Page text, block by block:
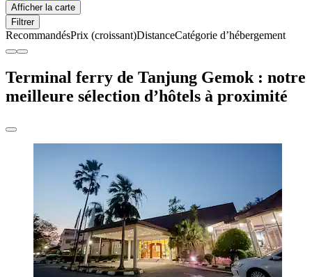
Afficher la carte
Filtrer
RecommandésPrix (croissant)DistanceCatégorie d’hébergement
Terminal ferry de Tanjung Gemok : notre
meilleure sélection d’hôtels à proximité